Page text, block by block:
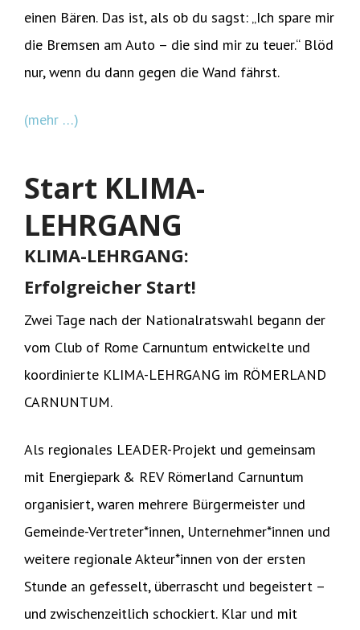
einen Bären. Das ist, als ob du sagst: „Ich spare mir
die Bremsen am Auto – die sind mir zu teuer.“ Blöd
nur, wenn du dann gegen die Wand fährst.
(mehr …)
Start KLIMA-
LEHRGANG
KLIMA-LEHRGANG:
Erfolgreicher Start!
Zwei Tage nach der Nationalratswahl begann der
vom Club of Rome Carnuntum entwickelte und
koordinierte KLIMA-LEHRGANG im RÖMERLAND
CARNUNTUM.
Als regionales LEADER-Projekt und gemeinsam
mit Energiepark & REV Römerland Carnuntum
organisiert, waren mehrere Bürgermeister und
Gemeinde-Vertreter*innen, Unternehmer*innen und
weitere regionale Akteur*innen von der ersten
Stunde an gefesselt, überrascht und begeistert –
und zwischenzeitlich schockiert. Klar und mit